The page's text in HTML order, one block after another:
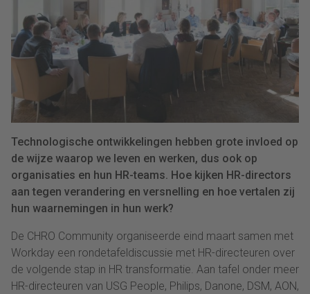
Technologische ontwikkelingen hebben grote invloed op
de wijze waarop we leven en werken, dus ook op
organisaties en hun HR-teams. Hoe kijken HR-directors
aan tegen verandering en versnelling en hoe vertalen zij
hun waarnemingen in hun werk?
De CHRO Community organiseerde eind maart samen met
Workday een rondetafeldiscussie met HR-directeuren over
de volgende stap in HR transformatie. Aan tafel onder meer
HR-directeuren van USG People, Philips, Danone, DSM, AON,